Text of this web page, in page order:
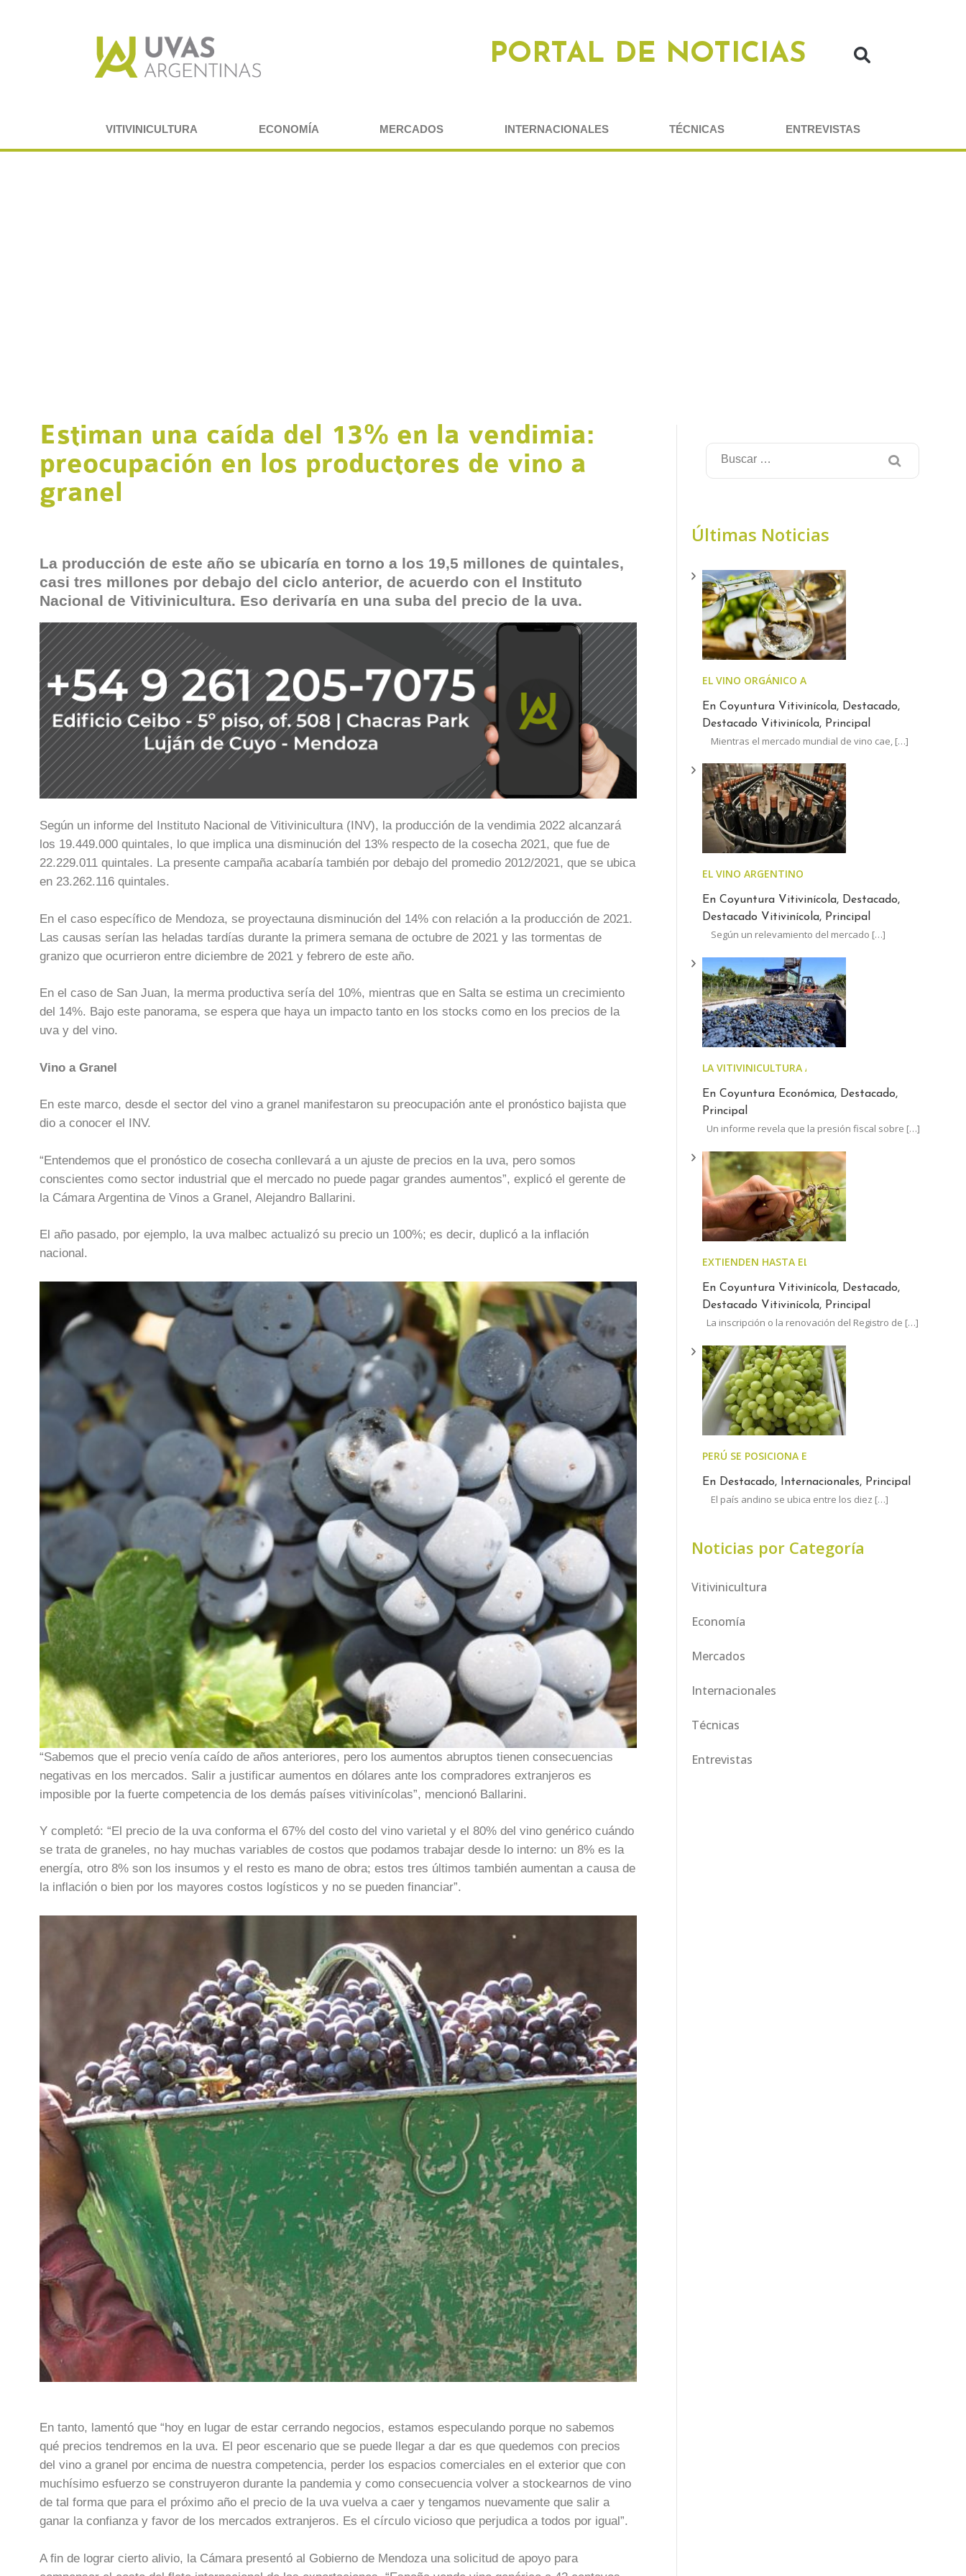
PORTAL DE NOTICIAS
VITIVINICULTURA ECONOMÍA MERCADOS INTERNACIONALES TÉCNICAS ENTREVISTAS
Estiman una caída del 13% en la vendimia:
preocupación en los productores de vino a
granel
La producción de este año se ubicaría en torno a los 19,5 millones de quintales,
casi tres millones por debajo del ciclo anterior, de acuerdo con el Instituto
Nacional de Vitivinicultura. Eso derivaría en una suba del precio de la uva.
Según un informe del Instituto Nacional de Vitivinicultura (INV), la producción de la vendimia 2022 alcanzará
los 19.449.000 quintales, lo que implica una disminución del 13% respecto de la cosecha 2021, que fue de
22.229.011 quintales. La presente campaña acabaría también por debajo del promedio 2012/2021, que se ubica
en 23.262.116 quintales.
En el caso específico de Mendoza, se proyectauna disminución del 14% con relación a la producción de 2021.
Las causas serían las heladas tardías durante la primera semana de octubre de 2021 y las tormentas de
granizo que ocurrieron entre diciembre de 2021 y febrero de este año.
En el caso de San Juan, la merma productiva sería del 10%, mientras que en Salta se estima un crecimiento
del 14%. Bajo este panorama, se espera que haya un impacto tanto en los stocks como en los precios de la
uva y del vino.
Vino a Granel
En este marco, desde el sector del vino a granel manifestaron su preocupación ante el pronóstico bajista que
dio a conocer el INV.
“Entendemos que el pronóstico de cosecha conllevará a un ajuste de precios en la uva, pero somos
conscientes como sector industrial que el mercado no puede pagar grandes aumentos”, explicó el gerente de
la Cámara Argentina de Vinos a Granel, Alejandro Ballarini.
El año pasado, por ejemplo, la uva malbec actualizó su precio un 100%; es decir, duplicó a la inflación
nacional.
“Sabemos que el precio venía caído de años anteriores, pero los aumentos abruptos tienen consecuencias
negativas en los mercados. Salir a justificar aumentos en dólares ante los compradores extranjeros es
imposible por la fuerte competencia de los demás países vitivinícolas”, mencionó Ballarini.
Y completó: “El precio de la uva conforma el 67% del costo del vino varietal y el 80% del vino genérico cuándo
se trata de graneles, no hay muchas variables de costos que podamos trabajar desde lo interno: un 8% es la
energía, otro 8% son los insumos y el resto es mano de obra; estos tres últimos también aumentan a causa de
la inflación o bien por los mayores costos logísticos y no se pueden financiar”.
En tanto, lamentó que “hoy en lugar de estar cerrando negocios, estamos especulando porque no sabemos
qué precios tendremos en la uva. El peor escenario que se puede llegar a dar es que quedemos con precios
del vino a granel por encima de nuestra competencia, perder los espacios comerciales en el exterior que con
muchísimo esfuerzo se construyeron durante la pandemia y como consecuencia volver a stockearnos de vino
de tal forma que para el próximo año el precio de la uva vuelva a caer y tengamos nuevamente que salir a
ganar la confianza y favor de los mercados extranjeros. Es el círculo vicioso que perjudica a todos por igual”.
A fin de lograr cierto alivio, la Cámara presentó al Gobierno de Mendoza una solicitud de apoyo para
Últimas Noticias
EL VINO ORGÁNICO ARGENTINO CRECE A
En Coyuntura Vitivinícola, Destacado,
Destacado Vitivinícola, Principal
Mientras el mercado mundial de vino cae, […]
EL VINO ARGENTINO AUMENTÓ MENOS QUE LA
En Coyuntura Vitivinícola, Destacado,
Destacado Vitivinícola, Principal
Según un relevamiento del mercado […]
LA VITIVINICULTURA ARGENTINA, AL LÍMITE: EL
En Coyuntura Económica, Destacado,
Principal
Un informe revela que la presión fiscal sobre […]
EXTIENDEN HASTA EL 30 DE JUNIO EL PLAZO PARA
En Coyuntura Vitivinícola, Destacado,
Destacado Vitivinícola, Principal
La inscripción o la renovación del Registro de […]
PERÚ SE POSICIONA ENTRE LOS LÍDERES
En Destacado, Internacionales, Principal
El país andino se ubica entre los diez […]
Noticias por Categoría
Vitivinicultura
Economía
Mercados
Internacionales
Técnicas
Entrevistas